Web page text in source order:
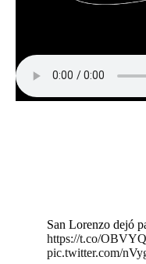
San Lorenzo dejó
https://t.co/
pic.twitter.com/